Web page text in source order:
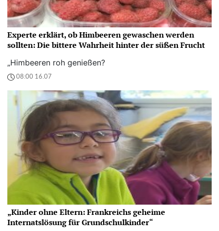
Experte erklärt, ob Himbeeren gewaschen werden
sollten: Die bittere Wahrheit hinter der süßen Frucht
„Himbeeren roh genießen?
08:00 16.07
„Kinder ohne Eltern: Frankreichs geheime
Internatslösung für Grundschulkinder“